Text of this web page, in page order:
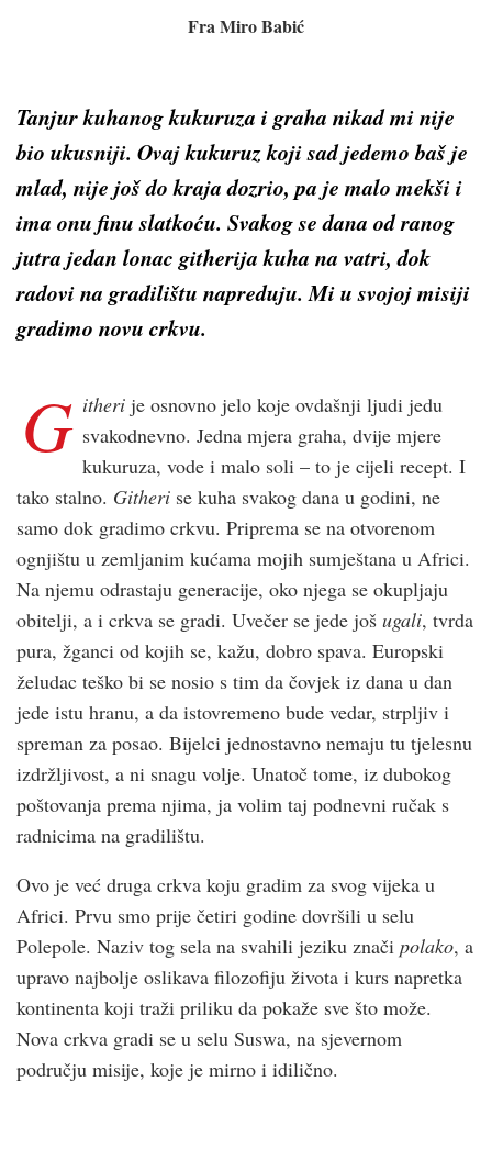
Fra Miro Babić
Tanjur kuhanog kukuruza i graha nikad mi nije
bio ukusniji. Ovaj kukuruz koji sad jedemo baš je
mlad, nije još do kraja dozrio, pa je malo mekši i
ima onu finu slatkoću. Svakog se dana od ranog
jutra jedan lonac githerija kuha na vatri, dok
radovi na gradilištu napreduju. Mi u svojoj misiji
gradimo novu crk­vu.
G itheri je osnovno jelo koje ovdašnji ljudi jedu
svakodnevno. Jedna mjera graha, dvije mjere
kukuruza, vode i malo soli – to je cijeli recept. I
tako stalno. Githeri se kuha svakog dana u godini, ne
samo dok gradimo crkvu. Priprema se na otvorenom
ognjištu u zemljanim kućama mojih sumještana u Africi.
Na njemu odrastaju generacije, oko njega se okupljaju
obitelji, a i crkva se gradi. Uvečer se jede još ugali, tvrda
pura, žganci od kojih se, kažu, dobro spava. Europski
želudac teško bi se nosio s tim da čovjek iz dana u dan
jede istu hranu, a da istovremeno bude vedar, strpljiv i
spreman za posao. Bijelci jednostavno nemaju tu tjelesnu
izdržljivost, a ni snagu volje. Unatoč tome, iz dubokog
poštovanja prema njima, ja volim taj podnevni ručak s
radnicima na gradilištu.
Ovo je već druga crk­va koju gradim za svog vijeka u
Africi. Prvu smo prije četiri godine dovršili u selu
Polepole. Naziv tog sela na svahili jeziku znači polako, a
upravo najbolje oslikava filozofiju života i kurs napretka
kontinenta koji traži priliku da pokaže sve što može.
Nova crkva gradi se u selu Suswa, na sjevernom
području misije, koje je mirno i idilično.